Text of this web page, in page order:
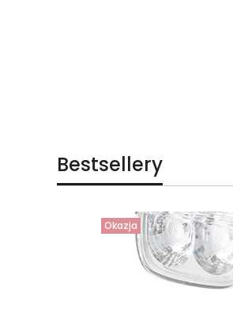
Bestsellery
Okazja